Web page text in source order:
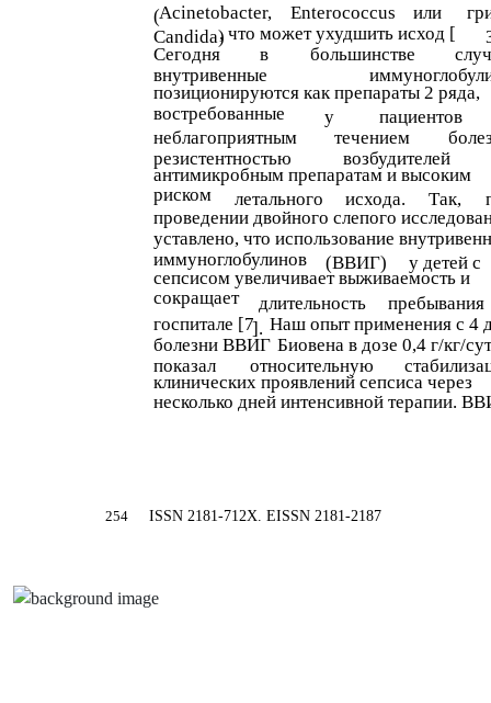
(Acinetobacter, Enterococcus или
Candida), что может ухудшить исход [
Сегодня
в большинстве
внутривенные
позиционируются как препараты 2 ряда,
востребованные
у
пациентов
неблагоприятным
течением
резистентностью
возбудителей
антимикробным препаратам и высоким
риском
летального исхода. Так,
проведении двойного слепого
уставлено, что использование
иммуноглобулинов
(ВВИГ) у детей с
сепсисом увеличивает выживаемость и
сокращает
длительность
пребывания
госпитале [7]. Наш опыт применения с 4
болезни ВВИГ Биовена в дозе 0,4 г/кг/
показал
относительную
клинических проявлений сепсиса через
несколько дней интенсивной терапии.
254 ISSN 2181-712X. EISSN 2181-2187